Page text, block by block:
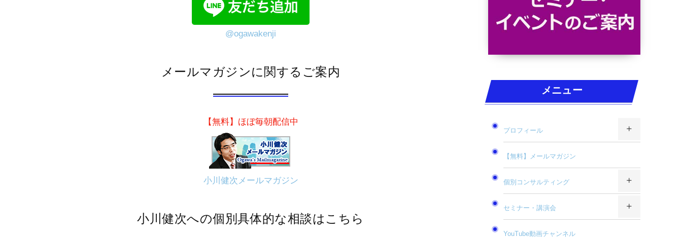
@ogawakenji
メールマガジンに関するご案内
【無料】ほぼ毎朝配信中
小川健次メールマガジン
小川健次への個別具体的な相談はこちら
メニュー
プロフィール
【無料】メールマガジン
個別コンサルティング
セミナー・講演会
YouTube動画チャンネル